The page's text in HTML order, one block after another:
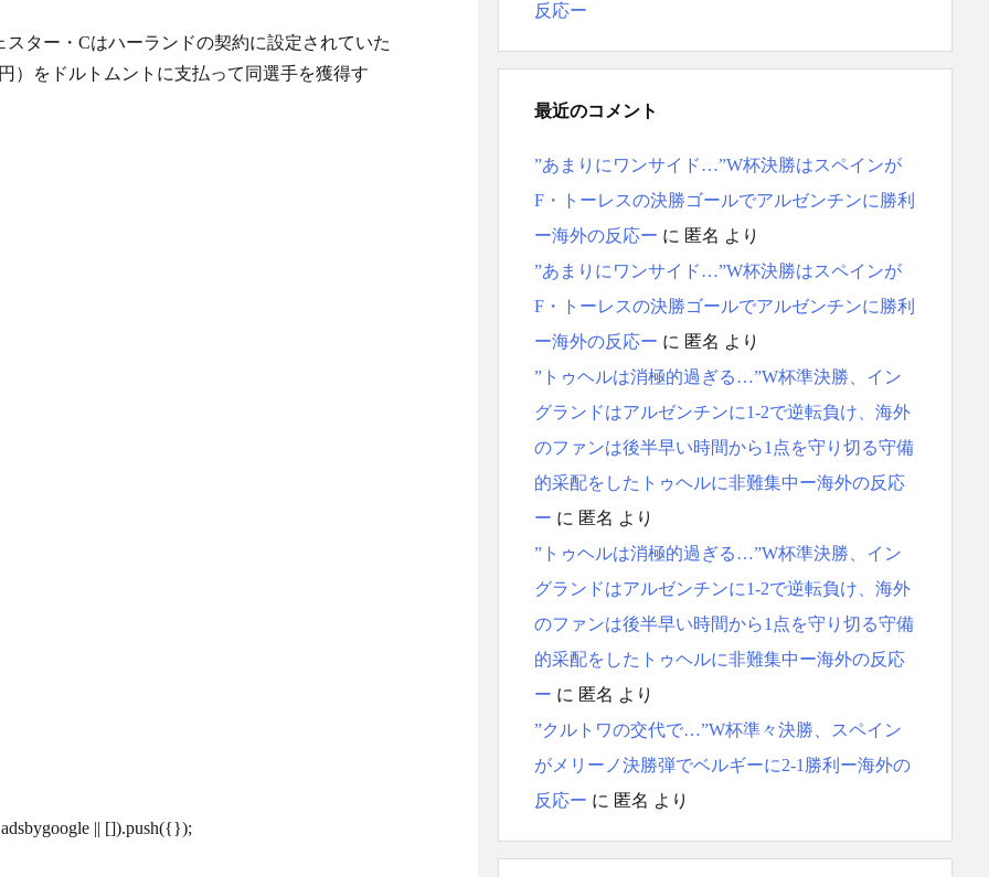
ター・Cはハーランドの契約に設定されていた
）をドルトムントに支払って同選手を獲得す
|| []).push({});
反応ー
最近のコメント
”あまりにワンサイド…”W杯決勝はスペインが
F・トーレスの決勝ゴールでアルゼンチンに勝利
ー海外の反応ー に 匿名 より
”あまりにワンサイド…”W杯決勝はスペインが
F・トーレスの決勝ゴールでアルゼンチンに勝利
ー海外の反応ー に 匿名 より
”トゥヘルは消極的過ぎる…”W杯準決勝、イン
グランドはアルゼンチンに1-2で逆転負け、海外
のファンは後半早い時間から1点を守り切る守備
的采配をしたトゥヘルに非難集中ー海外の反応
ー に 匿名 より
”トゥヘルは消極的過ぎる…”W杯準決勝、イン
グランドはアルゼンチンに1-2で逆転負け、海外
のファンは後半早い時間から1点を守り切る守備
的采配をしたトゥヘルに非難集中ー海外の反応
ー に 匿名 より
”クルトワの交代で…”W杯準々決勝、スペイン
がメリーノ決勝弾でベルギーに2-1勝利ー海外の
反応ー に 匿名 より